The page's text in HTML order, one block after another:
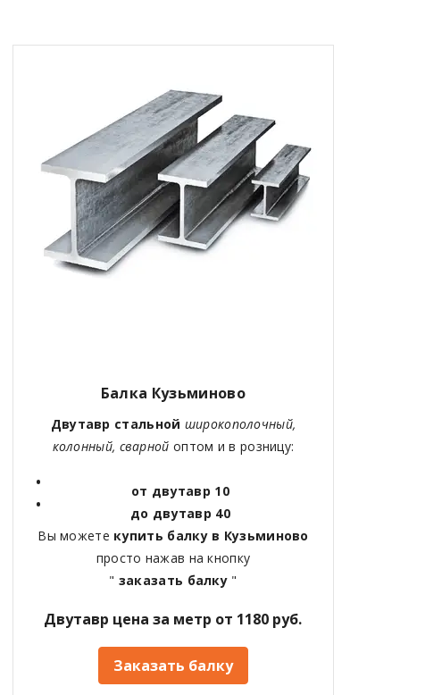
Балка Кузьминово
Двутавр стальной широкополочный,
колонный, сварной оптом и в розницу:
от двутавр 10
до двутавр 40
Вы можете купить балку в Кузьминово
просто нажав на кнопку
" заказать балку "
Двутавр цена за метр от 1180 руб.
Заказать балку